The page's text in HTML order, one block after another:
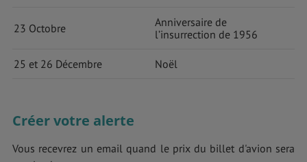
23 Octobre
Anniversaire de
l’insurrection de 1956
25 et 26 Décembre Noël
Créer votre alerte
Vous recevrez un email quand le prix du billet d'avion sera